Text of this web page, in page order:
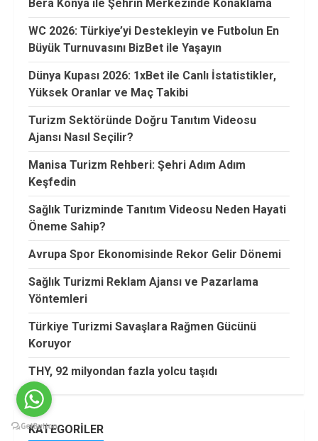
Bera Konya ile Şehrin Merkezinde Konaklama
WC 2026: Türkiye’yi Destekleyin ve Futbolun En
Büyük Turnuvasını BizBet ile Yaşayın
Dünya Kupası 2026: 1xBet ile Canlı İstatistikler,
Yüksek Oranlar ve Maç Takibi
Turizm Sektöründe Doğru Tanıtım Videosu
Ajansı Nasıl Seçilir?
Manisa Turizm Rehberi: Şehri Adım Adım
Keşfedin
Sağlık Turizminde Tanıtım Videosu Neden Hayati
Öneme Sahip?
Avrupa Spor Ekonomisinde Rekor Gelir Dönemi
Sağlık Turizmi Reklam Ajansı ve Pazarlama
Yöntemleri
Türkiye Turizmi Savaşlara Rağmen Gücünü
Koruyor
THY, 92 milyondan fazla yolcu taşıdı
KATEGORILER